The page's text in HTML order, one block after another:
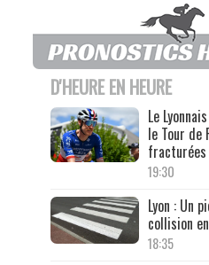
D'HEURE EN HEURE
Le
le Tour de
fracturées
19:30
Lyon : Un
collision
18:35